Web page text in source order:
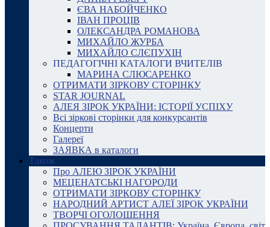
ЄВА НАБОЙЧЕНКО
ІВАН ПРОЦІВ
ОЛЕКСАНДРА РОМАНОВА
МИХАЙЛО ЖУРБА
МИХАЙЛО СЛЄПУХІН
ПЕДАГОГІЧНІ КАТАЛОГИ ВЧИТЕЛІВ
МАРИНА СЛЮСАРЕНКО
ОТРИМАТИ ЗІРКОВУ СТОРІНКУ
STAR JOURNAL
АЛЕЯ ЗІРОК УКРАЇНИ: ІСТОРІЇ УСПІХУ
Всі зіркові сторінки для конкурсантів
Концерти
Галереї
ЗАЯВКА в каталоги
Також
Про АЛЕЮ ЗІРОК УКРАЇНИ
МЕЦЕНАТСЬКІ НАГОРОДИ
ОТРИМАТИ ЗІРКОВУ СТОРІНКУ
НАРОДНИЙ АРТИСТ АЛЕЇ ЗІРОК УКРАЇНИ
ТВОРЧІ ОГОЛОШЕННЯ